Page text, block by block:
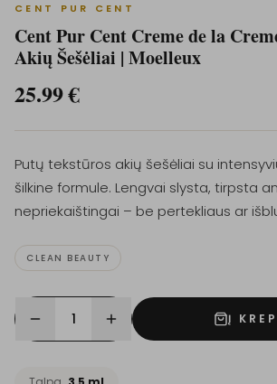
CENT PUR CENT
Cent Pur Cent Creme de la
Akių Šešėliai | Moelleux
25.99€
Putų tekstūros akių šešėliai su
šilkine formule. Lengvai slysta, tirpsta
nepriekaištingai – be pertekliaus ar
CLEAN BEAUTY
1 Į